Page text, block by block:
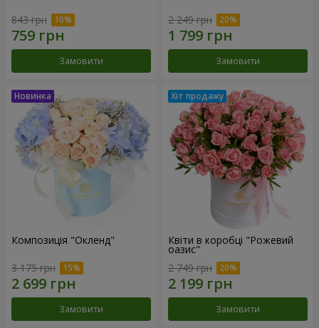
843 грн
Замовити
2 249 грн
Замовити
Композиція "Окленд"
3 175 грн
Замовити
Квіти в коробці "Рожевий
оазис"
2 749 грн
Замовити